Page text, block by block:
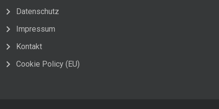
Datenschutz
Impressum
Kontakt
Cookie Policy (EU)